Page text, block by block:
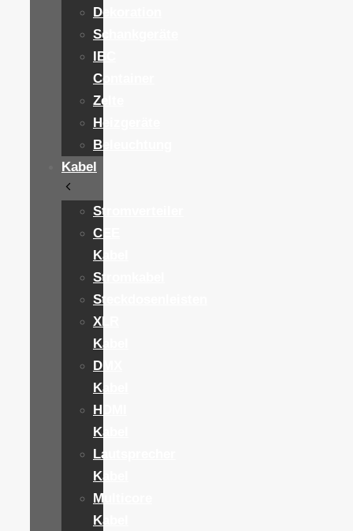
Dekoration
Schankgeräte
IBC
Container
Zelte
Heizgeräte
Beleuchtung
Kabel
Stromverteiler
CEE
Kabel
Stromkabel
Steckdosenleisten
XLR
Kabel
DMX
Kabel
HDMI
Kabel
Lautsprecher
Kabel
Multicore
Kabel